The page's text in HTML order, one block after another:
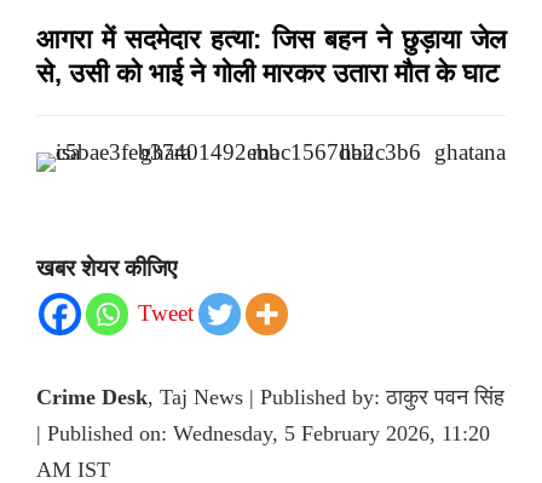
आगरा में सदमेदार हत्या: जिस बहन ने छुड़ाया जेल
से, उसी को भाई ने गोली मारकर उतारा मौत के घाट
खबर शेयर कीजिए
Tweet
Crime Desk, Taj News | Published by: ठाकुर पवन सिंह
| Published on: Wednesday, 5 February 2026, 11:20
AM IST